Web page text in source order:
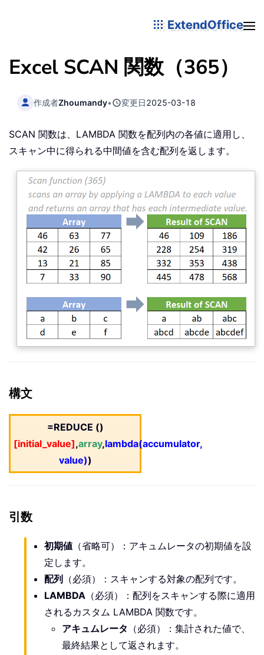
ExtendOffice
Excel SCAN 関数（365）
作成者Zhoumandy• 変更日2025-03-18
SCAN 関数は、LAMBDA 関数を配列内の各値に適用し、
スキャン中に得られる中間値を含む配列を返します。
構文
=REDUCE ()
[initial_value],array,lambda(accumulator,
value))
引数
初期値 （省略可）：アキュムレータの初期値を設
定します。
配列
（必須）：スキャンする対象の配列です。
LAMBDA （必須）：配列をスキャンする際に適用
されるカスタム LAMBDA 関数です。
アキュムレータ （必須）：集計された値で、
最終結果として返されます。